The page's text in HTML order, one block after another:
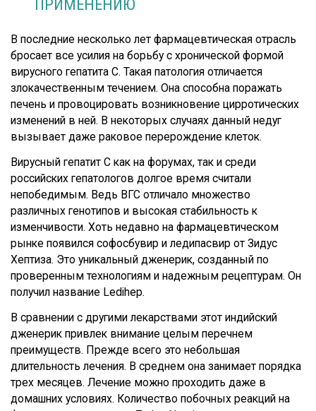
ПРИМЕНЕНИЮ
В последние несколько лет фармацевтическая отрасль
бросает все усилия на борьбу с хронической формой
вирусного гепатита С. Такая патология отличается
злокачественным течением. Она способна поражать
печень и провоцировать возникновение цирротических
изменений в ней. В некоторых случаях данный недуг
вызывает даже раковое перерождение клеток.
Вирусный гепатит С как на форумах, так и среди
российских гепатологов долгое время считали
непобедимым. Ведь ВГС отличало множество
различных генотипов и высокая стабильность к
изменчивости. Хоть недавно на фармацевтическом
рынке появился софосбувир и ледипасвир от Зидус
Хептиза. Это уникальный дженерик, созданный по
проверенным технологиям и надежным рецептурам. Он
получил название Ledihep.
В сравнении с другими лекарствами этот индийский
дженерик привлек внимание целым перечнем
преимуществ. Прежде всего это небольшая
длительность лечения. В среднем она занимает порядка
трех месяцев. Лечение можно проходить даже в
домашних условиях. Количество побочных реакций на